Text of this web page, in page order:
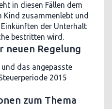
in diesen Fällen dem
zusammenlebt und
der Unterhalt
bestritten wird.
neuen Regelung
das angepasste
2015
zum Thema